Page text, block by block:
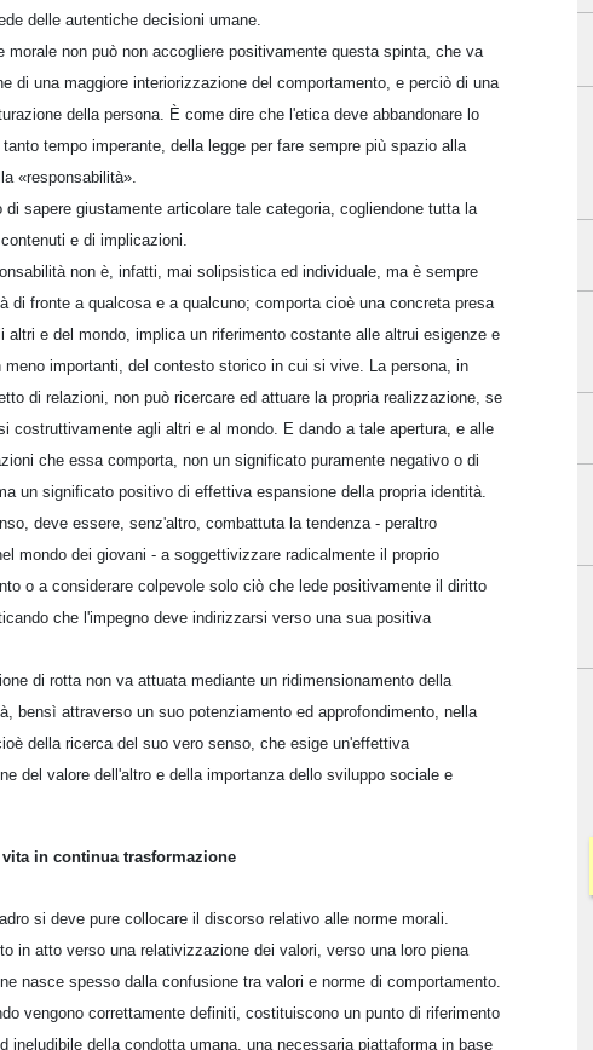
delle autentiche decisioni umane.
morale non può non accogliere positivamente questa spinta, che va
di una maggiore interiorizzazione del comportamento, e perciò di una
della persona. È come dire che l'etica deve abbandonare lo
tempo imperante, della legge per fare sempre più spazio alla
«responsabilità».
di sapere giustamente articolare tale categoria, cogliendone tutta la
e di implicazioni.
non è, infatti, mai solipsistica ed individuale, ma è sempre
di fronte a qualcosa e a qualcuno; comporta cioè una concreta presa
altri e del mondo, implica un riferimento costante alle altrui esigenze e
meno importanti, del contesto storico in cui si vive. La persona, in
di relazioni, non può ricercare ed attuare la propria realizzazione, se
costruttivamente agli altri e al mondo. E dando a tale apertura, e alle
che essa comporta, non un significato puramente negativo o di
un significato positivo di effettiva espansione della propria identità.
deve essere, senz'altro, combattuta la tendenza - peraltro
mondo dei giovani - a soggettivizzare radicalmente il proprio
o a considerare colpevole solo ciò che lede positivamente il diritto
che l'impegno deve indirizzarsi verso una sua positiva
di rotta non va attuata mediante un ridimensionamento della
bensì attraverso un suo potenziamento ed approfondimento, nella
della ricerca del suo vero senso, che esige un'effettiva
del valore dell'altro e della importanza dello sviluppo sociale e
in continua trasformazione
si deve pure collocare il discorso relativo alle norme morali.
in atto verso una relativizzazione dei valori, verso una loro piena
nasce spesso dalla confusione tra valori e norme di comportamento.
vengono correttamente definiti, costituiscono un punto di riferimento
ineludibile della condotta umana, una necessaria piattaforma in base